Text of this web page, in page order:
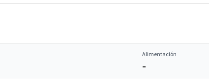
Alimentación
–